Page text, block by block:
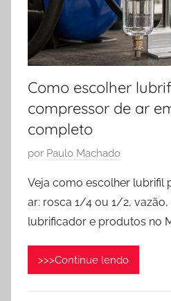
2
e
p
r
a
ç
d
e
A
Como escolher
compressor de ar
completo
P
b
l
i
c
por Paulo Machado
Veja como escolher lubrifil
ar: rosca 1/4 ou 1/2,
lubrificador e produtos no
>>>Continue lendo